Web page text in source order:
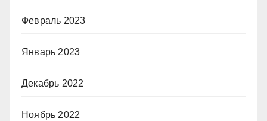
Февраль 2023
Январь 2023
Декабрь 2022
Ноябрь 2022